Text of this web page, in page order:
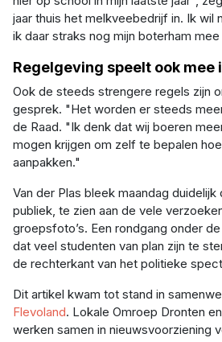
jaar thuis het melkveebedrijf in. Ik wil
ik daar straks nog mijn boterham
Regelgeving speelt ook mee
Ook de steeds strengere regels zijn onderwerp van
gesprek. "Het worden er steeds
de Raad. "Ik denk dat wij boeren
mogen krijgen om zelf te bepalen
aanpakken."
Van der Plas bleek maandag duidelijk de favoriet onder het
publiek, te zien aan de vele
groepsfoto’s. Een rondgang onder
dat veel studenten van plan zijn te
de rechterkant van het politieke
Dit artikel kwam tot stand in
Flevoland. Lokale Omroep Dronten
werken samen in nieuwsvoorziening